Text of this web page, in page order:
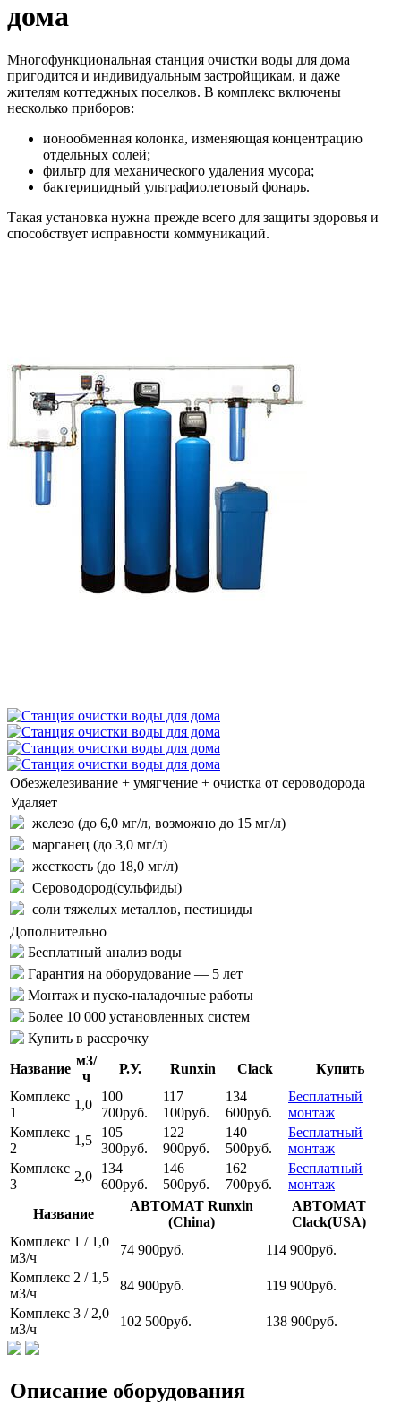
дома
Многофункциональная станция очистки воды для дома
пригодится и индивидуальным застройщикам, и даже
жителям коттеджных поселков. В комплекс включены
несколько приборов:
ионообменная колонка, изменяющая концентрацию
отдельных солей;
фильтр для механического удаления мусора;
бактерицидный ультрафиолетовый фонарь.
Такая установка нужна прежде всего для защиты здоровья и
способствует исправности коммуникаций.
Обезжелезивание + умягчение + очистка от сероводорода
Удаляет
железо (до 6,0 мг/л, возможно до 15 мг/л)
марганец (до 3,0 мг/л)
жесткость (до 18,0 мг/л)
Сероводород(сульфиды)
соли тяжелых металлов, пестициды
Дополнительно
Бесплатный анализ воды
Гарантия на оборудование — 5 лет
Монтаж и пуско-наладочные работы
Более 10 000 установленных систем
Купить в рассрочку
Название
м3/
ч
Р.У. Runxin Clack
Купить
Комплекс
1
1,0
100
700руб.
117
100руб.
134
600руб.
Бесплатный
монтаж
Комплекс
2
1,5
105
300руб.
122
900руб.
140
500руб.
Бесплатный
монтаж
Комплекс
3
2,0
134
600руб.
146
500руб.
162
700руб.
Бесплатный
монтаж
Название
АВТОМАТ Runxin
(China)
АВТОМАТ
Clack(USA)
Комплекс 1 / 1,0
м3/ч
74 900руб.
114 900руб.
Комплекс 2 / 1,5
м3/ч
84 900руб.
119 900руб.
Комплекс 3 / 2,0
м3/ч
102 500руб. 138 900руб.
Описание оборудования